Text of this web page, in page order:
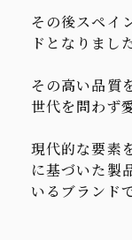
その後スペイ
ドとなりました
その高い品質
世代を問わず
現代的な要素
に基づいた製
いるブランドで